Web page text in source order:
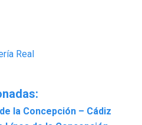
Real
la Concepción – Cádiz